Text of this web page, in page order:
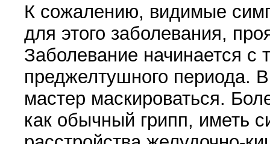
К сожалению, видимые
для этого заболевания,
Заболевание начинается с
преджелтушного периода.
мастер маскироваться.
как обычный грипп, иметь